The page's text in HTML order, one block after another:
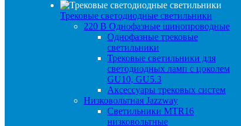
Трековые светодиодные светильники
220 B Однофазные шинопроводные
Однофазные трековые
светильники
Трековые светильники для
светодиодных ламп с цоколем
GU10, GU5.3
Аксессуары трековых систем
Низковольтная Jazzway
Светильники MTR16
низковольтные